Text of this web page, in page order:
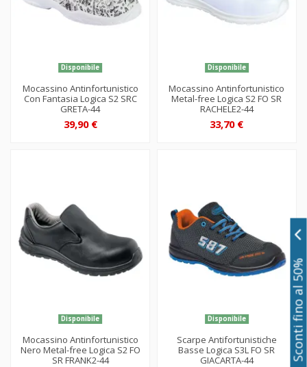
Disponibile
Mocassino Antinfortunistico
Con Fantasia Logica S2 SRC
GRETA-44
39,90 €
Disponibile
Mocassino Antinfortunistico
Metal-free Logica S2 FO SR
RACHELE2-44
33,70 €
Disponibile
Mocassino Antinfortunistico
Nero Metal-free Logica S2 FO
SR FRANK2-44
Disponibile
Scarpe Antifortunistiche
Basse Logica S3L FO SR
GIACARTA-44
Sconti fino al 50%